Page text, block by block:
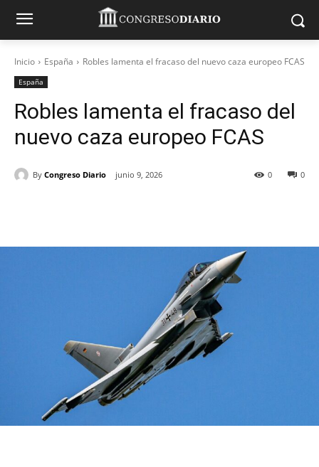
Inicio España Robles lamenta el fracaso del nuevo caza europeo FCAS
España
Robles lamenta el fracaso del
nuevo caza europeo FCAS
By Congreso Diario junio 9, 2026 0
0